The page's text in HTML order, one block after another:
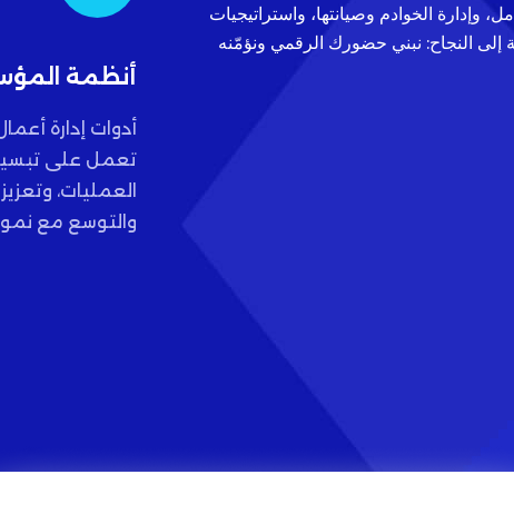
وإدارة الخوادم وصيانتها، واستراتيجيات
إلى النجاح: نبني حضورك الرقمي ونؤمّنه
أنظمة
أدوات إدارة
تعمل على
العمليات،
والتوسع مع